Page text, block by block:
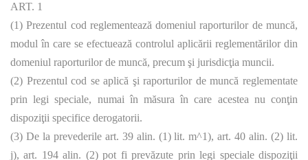
ART. 1
(1) Prezentul cod reglementează domeniul raporturilor de muncă,
modul în care se efectuează controlul aplicării reglementărilor din
domeniul raporturilor de muncă, precum şi jurisdicţia muncii.
(2) Prezentul cod se aplică şi raporturilor de muncă reglementate
prin legi speciale, numai în măsura în care acestea nu conţin
dispoziţii specifice derogatorii.
(3) De la prevederile art. 39 alin. (1) lit. m^1), art. 40 alin. (2) lit.
j), art. 194 alin. (2) pot fi prevăzute prin legi speciale dispoziţii